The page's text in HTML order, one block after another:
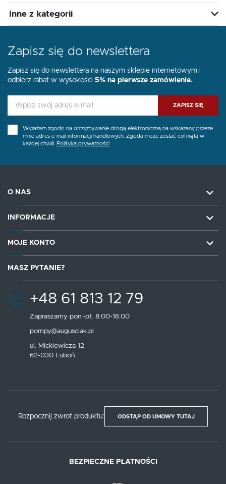
Inne z kategorii
Zapisz się do newslettera
Zapisz się do newslettera na naszym sklepie internetowym i
odbierz rabat w wysokości 5% na pierwsze zamówienie.
ZAPISZ SIĘ
Wyrażam zgodę na otrzymywanie drogą elektroniczną na wskazany przeze
mnie adres e-mail informacji handlowych. Zgoda może zostać cofnięta w
każdej chwili. Polityka prywatności
O NAS
INFORMACJE
MOJE KONTO
MASZ PYTANIE?
+48 61 813 12 79
Zapraszamy pon.-pt. 8.00-16.00
pompy@augusciak.pl
ul. Mickiewicza 12
62-030 Luboń
Rozpocznij zwrot produktu: ODSTĄP OD UMOWY TUTAJ
BEZPIECZNE PŁATNOŚCI